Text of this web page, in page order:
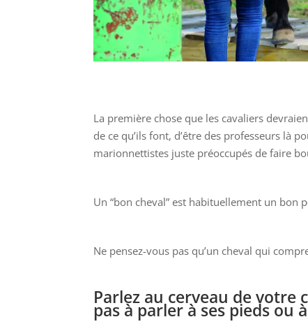
La première chose que les cavaliers
de ce qu’ils font, d’être des professeurs là
marionnettistes juste préoccupés de faire
Un “bon cheval” est habituellement un bon
Ne pensez-vous pas qu’un cheval qui
Parlez au cerveau de votre
pas à parler à ses pieds ou